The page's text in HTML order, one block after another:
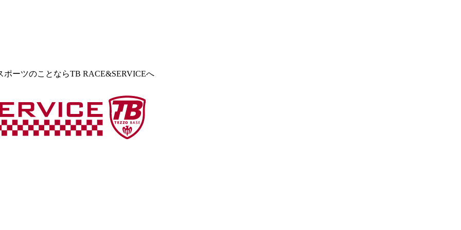
ーツのことならTB RACE&SERVICEへ